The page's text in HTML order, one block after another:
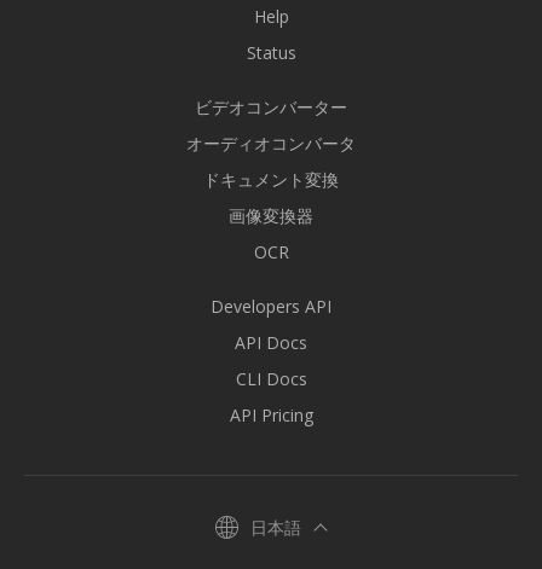
Help
Status
ビデオコンバーター
オーディオコンバータ
ドキュメント変換
画像変換器
OCR
Developers API
API Docs
CLI Docs
API Pricing
日本語